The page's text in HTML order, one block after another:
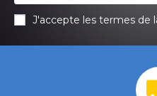
J'accepte les termes de